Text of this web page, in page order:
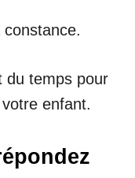
du temps pour
enfant.